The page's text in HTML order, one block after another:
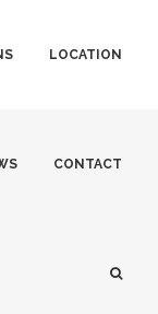
LOCATION
CONTACT